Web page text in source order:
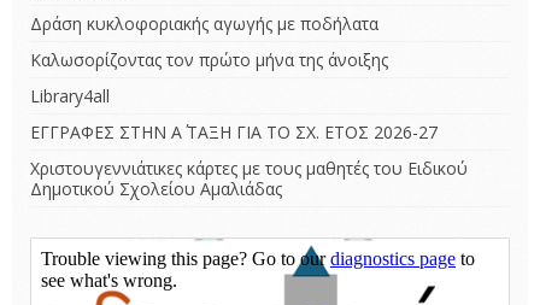
Δράση κυκλοφοριακής αγωγής με ποδήλατα
Καλωσορίζοντας τον πρώτο μήνα της άνοιξης
Library4all
ΕΓΓΡΑΦΕΣ ΣΤΗΝ Α΄ ΤΑΞΗ ΓΙΑ ΤΟ ΣΧ. ΕΤΟΣ 2026-27
Χριστουγεννιάτικες κάρτες με τους μαθητές του Ειδικού
Δημοτικού Σχολείου Αμαλιάδας